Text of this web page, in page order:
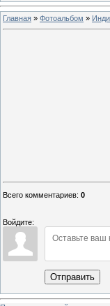
Главная » Фотоальбом »
Всего комментариев: 0
Войдите:
Отправить